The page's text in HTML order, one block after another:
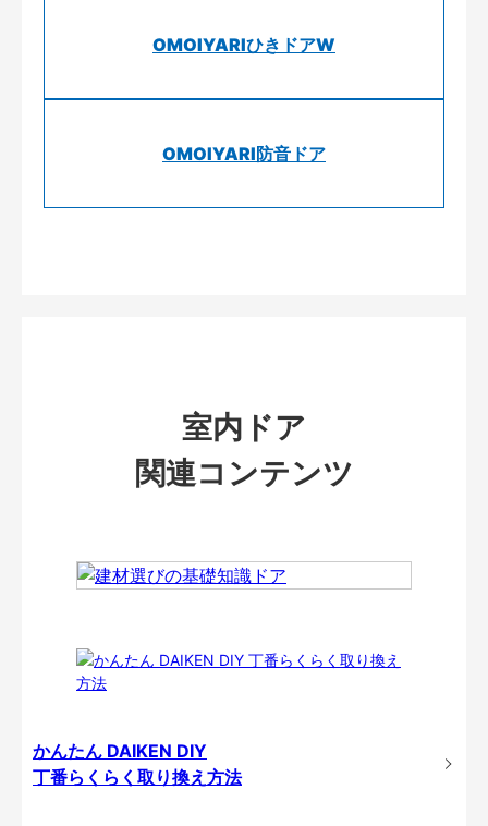
OMOIYARIひきドアW
OMOIYARI防音ドア
室内ドア
関連コンテンツ
かんたん DAIKEN DIY
丁番らくらく取り換え方法